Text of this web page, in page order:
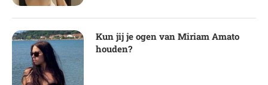
Kun jij je ogen van Miriam Amato
houden?